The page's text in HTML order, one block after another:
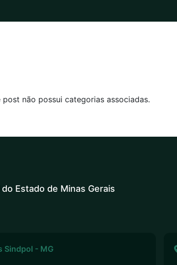
post não possui categorias associadas.
Estado de Minas Gerais
Sindpol - MG